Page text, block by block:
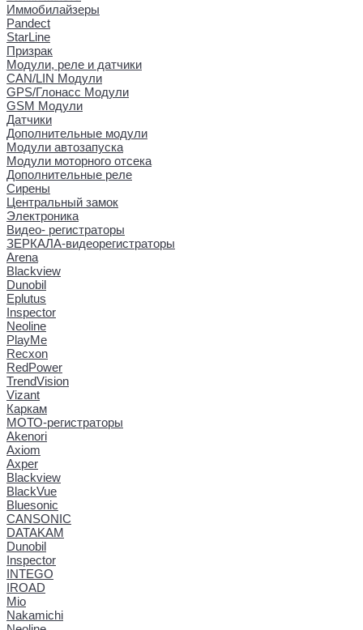
Иммобилайзеры
Pandect
StarLine
Призрак
Модули, реле и датчики
CAN/LIN Модули
GPS/Глонасс Модули
GSM Модули
Датчики
Дополнительные модули
Модули автозапуска
Модули моторного отсека
Дополнительные реле
Сирены
Центральный замок
Электроника
Видео- регистраторы
ЗЕРКАЛА-видеорегистраторы
Arena
Blackview
Dunobil
Eplutus
Inspector
Neoline
PlayMe
Recxon
RedPower
TrendVision
Vizant
Каркам
МОТО-регистраторы
Akenori
Axiom
Axper
Blackview
BlackVue
Bluesonic
CANSONIC
DATAKAM
Dunobil
Inspector
INTEGO
IROAD
Mio
Nakamichi